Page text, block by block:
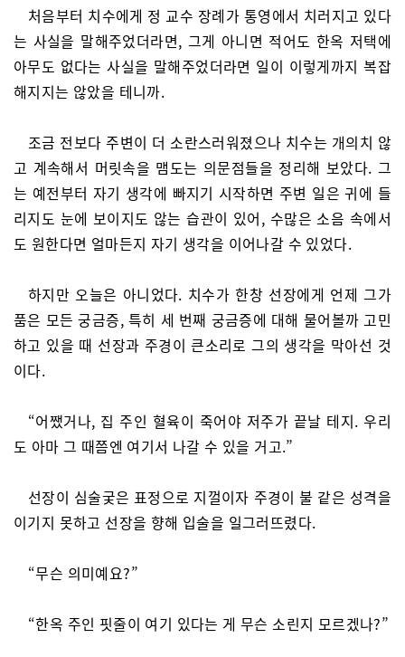
처음부터 치수에게 정 교수 장례가 통영에서 치러지고 있다
는 사실을 말해주었더라면, 그게 아니면 적어도 한옥 저택에
아무도 없다는 사실을 말해주었더라면 일이 이렇게까지 복잡
해지지는 않았을 테니까.
조금 전보다 주변이 더 소란스러워졌으나 치수는 개의치 않
고 계속해서 머릿속을 맴도는 의문점들을 정리해 보았다. 그
는 예전부터 자기 생각에 빠지기 시작하면 주변 일은 귀에 들
리지도 눈에 보이지도 않는 습관이 있어, 수많은 소음 속에서
도 원한다면 얼마든지 자기 생각을 이어나갈 수 있었다.
하지만 오늘은 아니었다. 치수가 한창 선장에게 언제 그가
품은 모든 궁금증, 특히 세 번째 궁금증에 대해 물어볼까 고민
하고 있을 때 선장과 주경이 큰소리로 그의 생각을 막아선 것
이다.
“어쨌거나, 집 주인 혈육이 죽어야 저주가 끝날 테지. 우리
도 아마 그 때쯤엔 여기서 나갈 수 있을 거고.”
선장이 심술궂은 표정으로 지껄이자 주경이 불 같은 성격을
이기지 못하고 선장을 향해 입술을 일그러뜨렸다.
“무슨 의미예요?”
“한옥 주인 핏줄이 여기 있다는 게 무슨 소린지 모르겠나?”